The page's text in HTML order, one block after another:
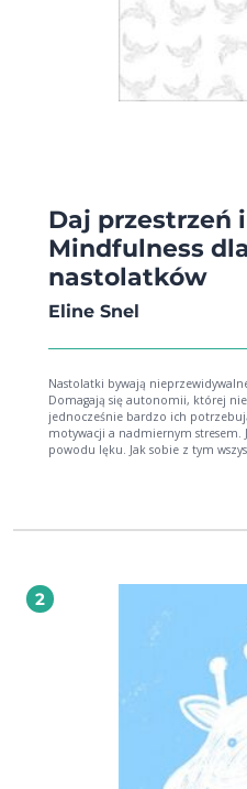
Daj przestrzeń
Mindfulness
nastolatków
Eline Snel
Nastolatki bywają
Domagają się autonomii, której
jednocześnie bardzo ich
motywacji a nadmiernym stresem.
powodu lęku. Jak sobie z tym wszystkim poradzić? Praktyka uważności pomaga
terapeutki. Poprzez ćwiczenia
mp3, również do pobrania za
2